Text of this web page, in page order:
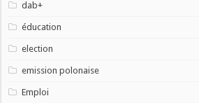
dab+
éducation
election
emission polonaise
Emploi